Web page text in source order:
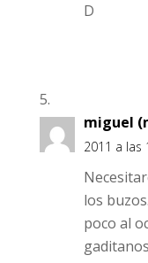
D
miguel
2011 a las
los
poco al